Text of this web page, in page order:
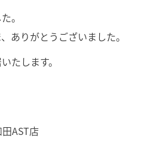
。
ありがとうございました。
たします。
AST店